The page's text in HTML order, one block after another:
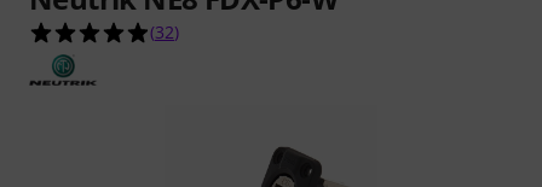
4.9 von 5 Sternen aus 32 Kundenbewertungen
(32)